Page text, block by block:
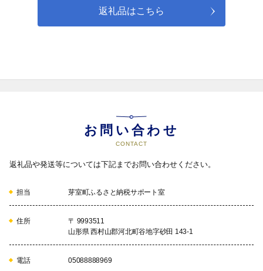
返礼品はこちら
お問い合わせ
CONTACT
返礼品や発送等については下記までお問い合わせください。
担当 芽室町ふるさと納税サポート室
住所
〒 9993511
山形県 西村山郡河北町谷地字砂田 143-1
電話 05088888969